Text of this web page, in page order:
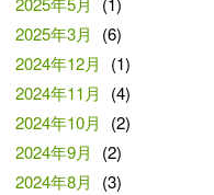
2025年3月
(6)
2024年12月
(1)
2024年11月
(4)
2024年10月
(2)
2024年9月
(2)
2024年8月
(3)